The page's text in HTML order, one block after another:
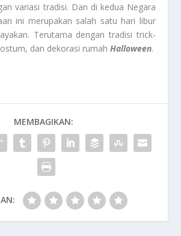
variasi tradisi. Dan di kedua Negara
ini merupakan salah satu hari libur
Terutama dengan tradisi trick-
dan dekorasi rumah Halloween.
MEMBAGIKAN: